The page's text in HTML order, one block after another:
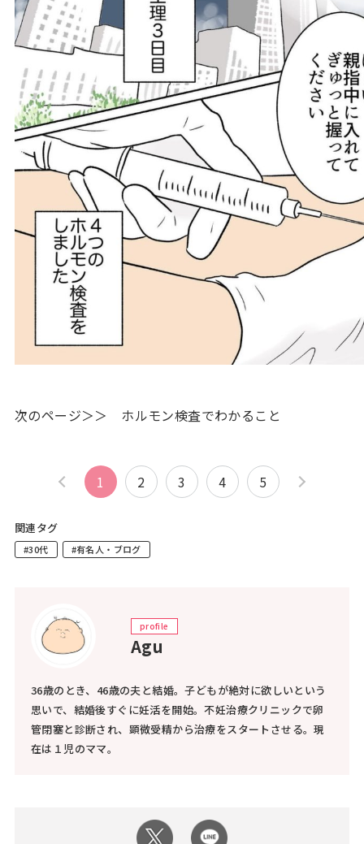
次のページ＞＞ ホルモン検査でわかること
1 2 3 4 5
関連タグ
#30代 #有名人・ブログ
profile
Agu
36歳のとき、46歳の夫と結婚。子どもが絶対に欲しいという
思いで、結婚後すぐに妊活を開始。不妊治療クリニックで卵
管閉塞と診断され、顕微受精から治療をスタートさせる。現
在は１児のママ。